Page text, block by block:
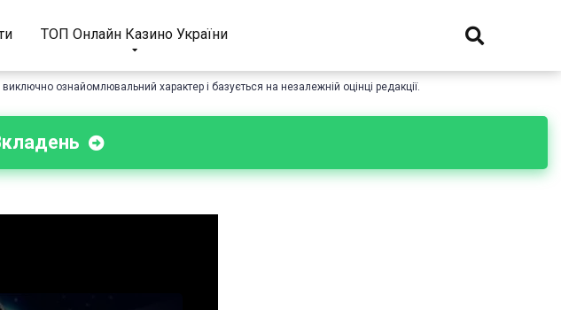
ТОП Онлайн Казино України
ознайомлювальний характер і базується на незалежній оцінці редакції.